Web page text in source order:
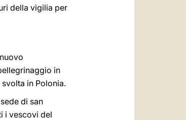
della vigilia per
in
in Polonia.
di san
i vescovi del